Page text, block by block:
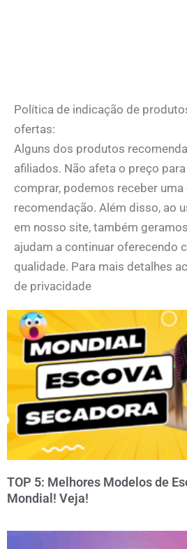
Política de indicação de
ofertas:
Alguns dos produtos
afiliados. Não afeta o preço
comprar, podemos receber
recomendação. Além disso, ao
em nosso site, também
ajudam a continuar oferecendo
qualidade. Para mais detalhes
de privacidade
TOP 5: Melhores Modelos de
Mondial! Veja!